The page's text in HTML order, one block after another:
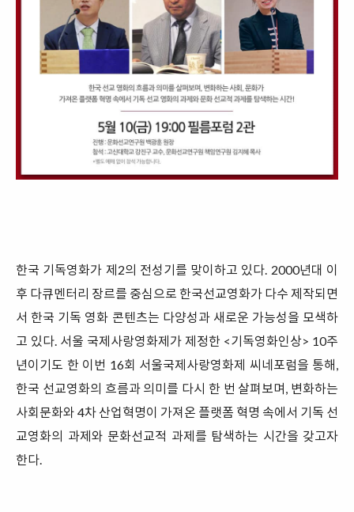
한국 기독영화가 제2의 전성기를 맞이하고 있다. 2000년대 이
후 다큐멘터리 장르를 중심으로 한국선교영화가 다수 제작되면
서 한국 기독 영화 콘텐츠는 다양성과 새로운 가능성을 모색하
고 있다. 서울 국제사랑영화제가 제정한 <기독영화인상> 10주
년이기도 한 이번 16회 서울국제사랑영화제 씨네포럼을 통해,
한국 선교영화의 흐름과 의미를 다시 한 번 살펴보며, 변화하는
사회문화와 4차 산업혁명이 가져온 플랫폼 혁명 속에서 기독 선
교영화의 과제와 문화선교적 과제를 탐색하는 시간을 갖고자
한다.